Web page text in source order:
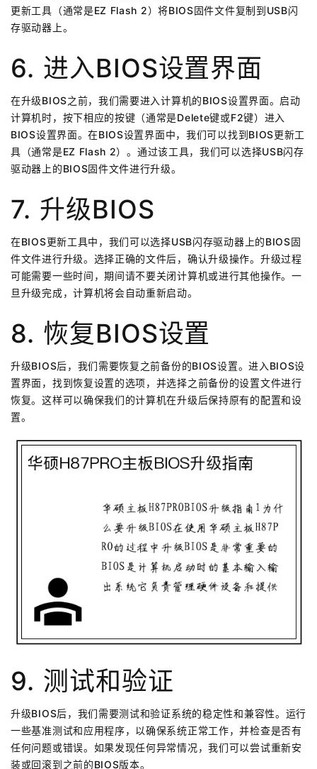
更新工具（通常是EZ Flash 2）将BIOS固件文件复制到USB闪
存驱动器上。
6. 进入BIOS设置界面
在升级BIOS之前，我们需要进入计算机的BIOS设置界面。启动
计算机时，按下相应的按键（通常是Delete键或F2键）进入
BIOS设置界面。在BIOS设置界面中，我们可以找到BIOS更新工
具（通常是EZ Flash 2）。通过该工具，我们可以选择USB闪存
驱动器上的BIOS固件文件进行升级。
7. 升级BIOS
在BIOS更新工具中，我们可以选择USB闪存驱动器上的BIOS固
件文件进行升级。选择正确的文件后，确认升级操作。升级过程
可能需要一些时间，期间请不要关闭计算机或进行其他操作。一
旦升级完成，计算机将会自动重新启动。
8. 恢复BIOS设置
升级BIOS后，我们需要恢复之前备份的BIOS设置。进入BIOS设
置界面，找到恢复设置的选项，并选择之前备份的设置文件进行
恢复。这样可以确保我们的计算机在升级后保持原有的配置和设
置。
9. 测试和验证
升级BIOS后，我们需要测试和验证系统的稳定性和兼容性。运行
一些基准测试和应用程序，以确保系统正常工作，并检查是否有
任何问题或错误。如果发现任何异常情况，我们可以尝试重新安
装或回滚到之前的BIOS版本。